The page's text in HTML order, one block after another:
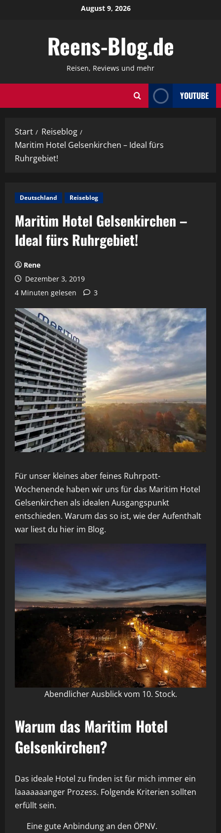
August 9, 2026
Reens-Blog.de
Reisen, Reviews und mehr
YOUTUBE
Start
Reiseblog
Maritim Hotel Gelsenkirchen – Ideal fürs
Ruhrgebiet!
Deutschland Reiseblog
Maritim Hotel Gelsenkirchen –
Ideal fürs Ruhrgebiet!
Rene
Dezember 3, 2019
4 Minuten gelesen
3
Für unser kleines aber feines Ruhrpott-
Wochenende haben wir uns für das Maritim Hotel
Gelsenkirchen als idealen Ausgangspunkt
entschieden. Warum das so ist, wie der Aufenthalt
war liest du hier im Blog.
Abendlicher Ausblick vom 10. Stock.
Warum das Maritim Hotel
Gelsenkirchen?
Das ideale Hotel zu finden ist für mich immer ein
laaaaaaanger Prozess. Folgende Kriterien sollten
erfüllt sein.
Eine gute Anbindung an den ÖPNV.